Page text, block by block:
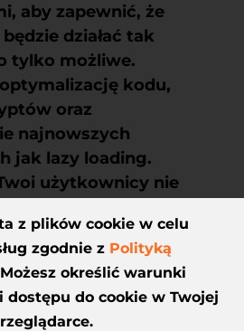
aby zapewnić, że
działać tak
tylko możliwe.
kodu,
oraz
najnowszych
jak lazy loading.
użytkownicy nie
zamiast uciekać do
strona to
a to
konwersję i więcej
z plików cookie w celu
zgodnie z Polityką
określić warunki
dostępu do cookie w Twojej